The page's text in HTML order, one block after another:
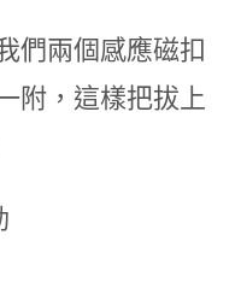
們兩個感應磁扣
附，這樣把拔上